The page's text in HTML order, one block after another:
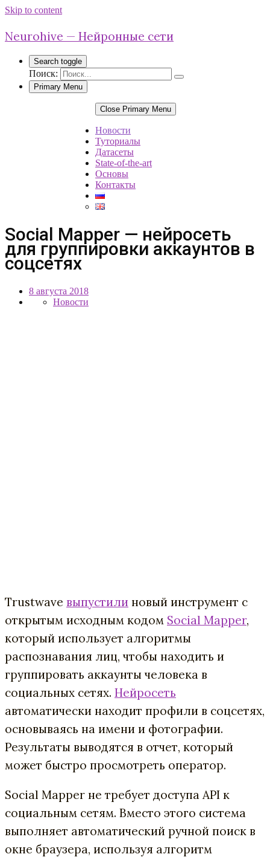
Skip to content
Neurohive — Нейронные сети
Search toggle
Поиск:
Primary Menu
Close Primary Menu
Новости
Туториалы
Датасеты
State-of-the-art
Основы
Контакты
Social Mapper — нейросеть
для группировки аккаунтов в
соцсетях
8 августа 2018
Новости
Trustwave выпустили новый инструмент с
открытым исходным кодом Social Mapper,
который использует алгоритмы
распознавания лиц, чтобы находить и
группировать аккаунты человека в
социальных сетях. Нейросеть
автоматически находит профили в соцсетях,
основываясь на имени и фотографии.
Результаты выводятся в отчет, который
может быстро просмотреть оператор.
Social Mapper не требует доступа API к
социальным сетям. Вместо этого система
выполняет автоматический ручной поиск в
окне браузера, используя алгоритм